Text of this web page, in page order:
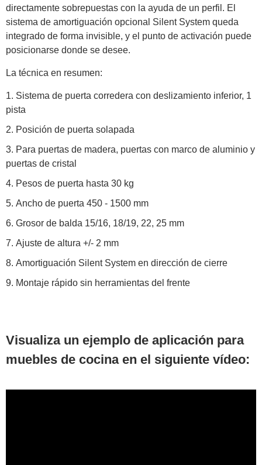
directamente sobrepuestas con la ayuda de un perfil. El
sistema de amortiguación opcional Silent System queda
integrado de forma invisible, y el punto de activación puede
posicionarse donde se desee.
La técnica en resumen:
Sistema de puerta corredera con deslizamiento inferior, 1
pista
Posición de puerta solapada
Para puertas de madera, puertas con marco de aluminio y
puertas de cristal
Pesos de puerta hasta 30 kg
Ancho de puerta 450 - 1500 mm
Grosor de balda 15/16, 18/19, 22, 25 mm
Ajuste de altura +/- 2 mm
Amortiguación Silent System en dirección de cierre
Montaje rápido sin herramientas del frente
Visualiza un ejemplo de aplicación para
muebles de cocina en el siguiente vídeo: